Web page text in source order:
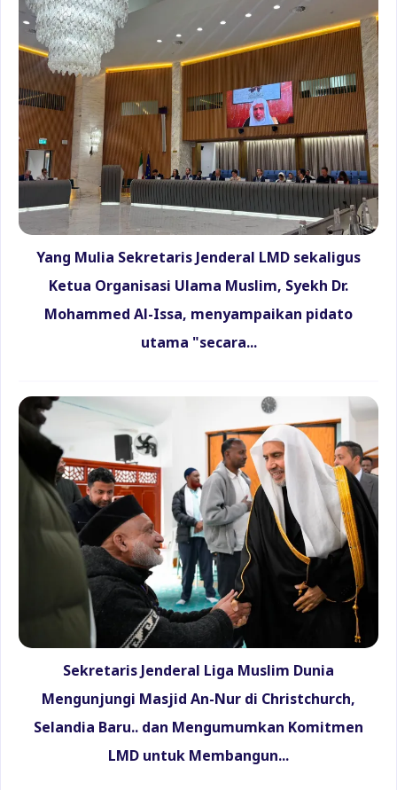
Yang Mulia Sekretaris Jenderal LMD sekaligus
Ketua Organisasi Ulama Muslim, Syekh Dr.
Mohammed Al-Issa, menyampaikan pidato
utama "secara...
Sekretaris Jenderal Liga Muslim Dunia
Mengunjungi Masjid An-Nur di Christchurch,
Selandia Baru.. dan Mengumumkan Komitmen
LMD untuk Membangun...